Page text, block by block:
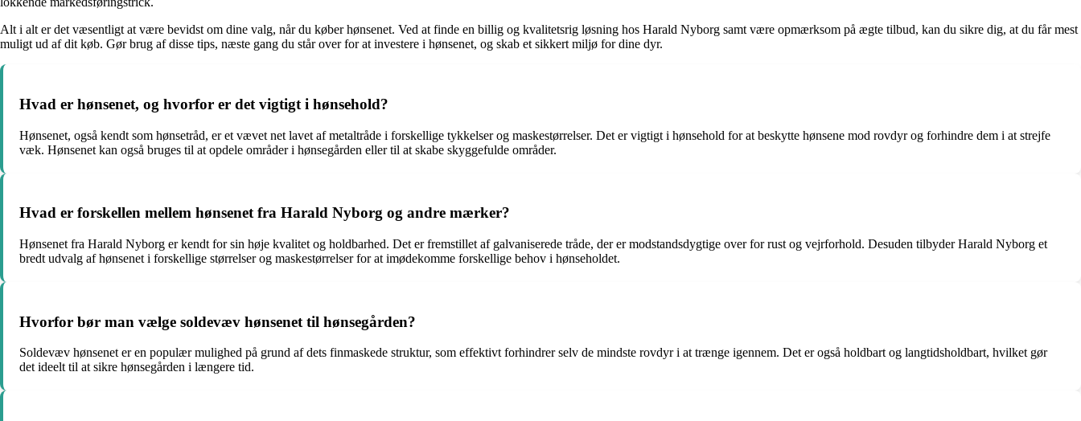
Alt i alt er det væsentligt at være bevidst om dine valg, når du køber hønsenet. Ved at finde en billig og kvalitetsrig løsning hos Harald Nyborg samt være opmærksom på ægte tilbud, kan du sikre dig, at du får mest
muligt ud af dit køb. Gør brug af disse tips, næste gang du står over for at investere i hønsenet, og skab et sikkert miljø for dine dyr.
Hvad er hønsenet, og hvorfor er det vigtigt i hønsehold?
Hønsenet, også kendt som hønsetråd, er et vævet net lavet af metaltråde i forskellige tykkelser og maskestørrelser. Det er vigtigt i hønsehold for at beskytte hønsene mod rovdyr og forhindre dem i at strejfe
væk. Hønsenet kan også bruges til at opdele områder i hønsegården eller til at skabe skyggefulde områder.
Hvad er forskellen mellem hønsenet fra Harald Nyborg og andre mærker?
Hønsenet fra Harald Nyborg er kendt for sin høje kvalitet og holdbarhed. Det er fremstillet af galvaniserede tråde, der er modstandsdygtige over for rust og vejrforhold. Desuden tilbyder Harald Nyborg et
bredt udvalg af hønsenet i forskellige størrelser og maskestørrelser for at imødekomme forskellige behov i hønseholdet.
Hvorfor bør man vælge soldevæv hønsenet til hønsegården?
Soldevæv hønsenet er en populær mulighed på grund af dets finmaskede struktur, som effektivt forhindrer selv de mindste rovdyr i at trænge igennem. Det er også holdbart og langtidsholdbart, hvilket gør
det ideelt til at sikre hønsegården i længere tid.